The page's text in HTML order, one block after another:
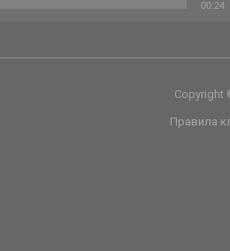
00:24
Copyright
Правила